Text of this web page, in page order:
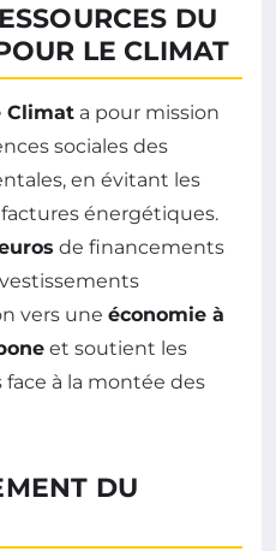
DU
LE CLIMAT
Climat a pour mission
sociales des
en évitant les
énergétiques.
de financements
vers une économie à
et soutient les
à la montée des
DU